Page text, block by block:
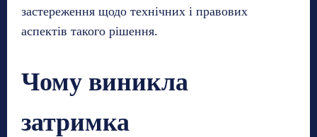
застереження щодо технічних і правових
аспектів такого рішення.
Чому виникла
затримка